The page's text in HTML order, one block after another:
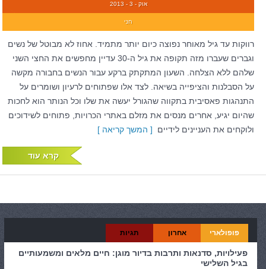
אוק - 3 - 2013
חני
רווקות עד גיל מאוחר נפוצה כיום יותר מתמיד. אחוז לא מבוטל של נשים
וגברים שעברו מזה תקופה את גיל ה-30 עדיין מחפשים את החצי השני
שלהם ללא הצלחה. השעון המתקתק ברקע עבור הנשים בחבורה מקשה
על הסבלנות והציפייה בשיאה. לצד אלו שפתוחים לרעיון ושומרים על
התנהגות פאסיבית בתקווה שהגורל יעשה את שלו וכל הנותר הוא לחכות
שהיום יגיע, אחרים מנסים את מזלם באתרי הכרויות, פתוחים לשידוכים
ולוקחים את העניינים לידיים [ המשך קריאה ]
קרא עוד
פופולארי אחרון תגיות
פעילויות, סדנאות ותרבות בדיור מוגן: חיים מלאים ומשמעותיים
בגיל השלישי